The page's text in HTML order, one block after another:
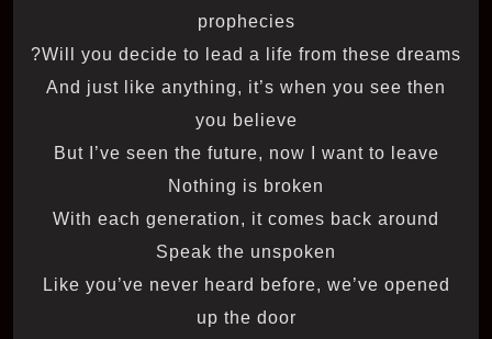
prophecies
Will you decide to lead a life from these dreams?
And just like anything, it’s when you see then
you believe
But I’ve seen the future, now I want to leave
Nothing is broken
With each generation, it comes back around
Speak the unspoken
Like you’ve never heard before, we’ve opened
up the door